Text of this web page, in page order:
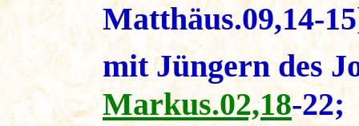
Matthäus.09,14-
mit Jüngern des
Markus.02,18-